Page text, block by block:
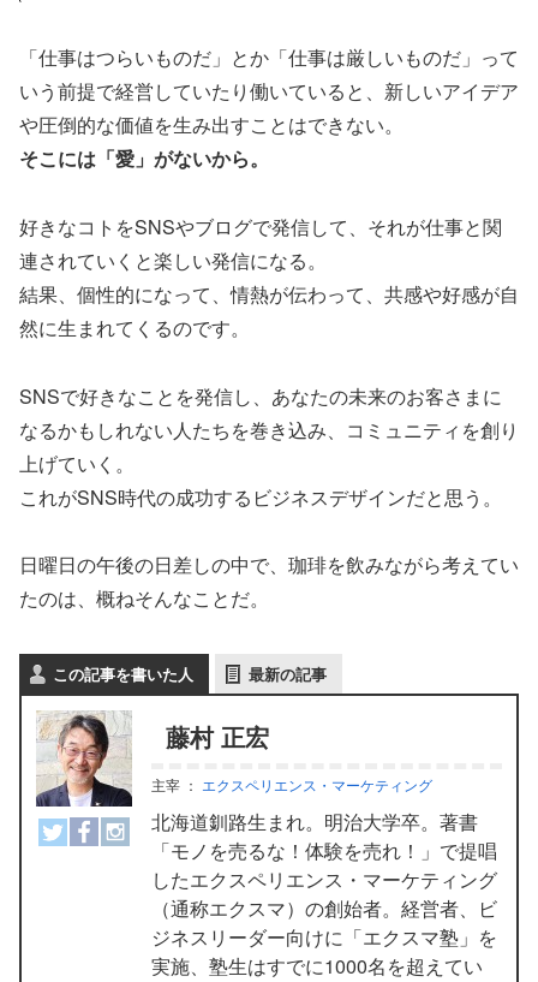
「仕事はつらいものだ」とか「仕事は厳しいものだ」って
いう前提で経営していたり働いていると、新しいアイデア
や圧倒的な価値を生み出すことはできない。
そこには「愛」がないから。
好きなコトをSNSやブログで発信して、それが仕事と関
連されていくと楽しい発信になる。
結果、個性的になって、情熱が伝わって、共感や好感が自
然に生まれてくるのです。
SNSで好きなことを発信し、あなたの未来のお客さまに
なるかもしれない人たちを巻き込み、コミュニティを創り
上げていく。
これがSNS時代の成功するビジネスデザインだと思う。
日曜日の午後の日差しの中で、珈琲を飲みながら考えてい
たのは、概ねそんなことだ。
この記事を書いた人 最新の記事
藤村 正宏
主宰 ： エクスペリエンス・マーケティング
北海道釧路生まれ。明治大学卒。著書
「モノを売るな！体験を売れ！」で提唱
したエクスペリエンス・マーケティング
（通称エクスマ）の創始者。経営者、ビ
ジネスリーダー向けに「エクスマ塾」を
実施、塾生はすでに1000名を超えてい